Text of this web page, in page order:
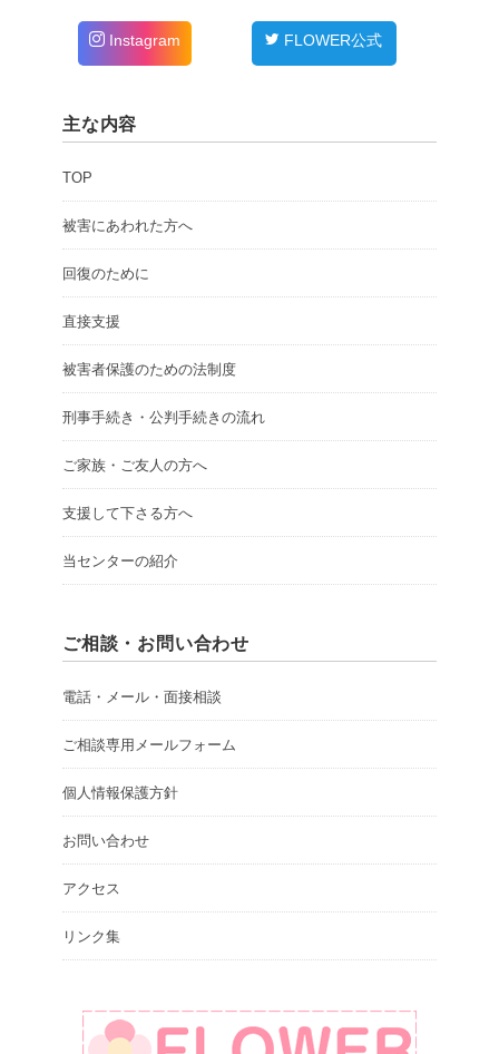
Instagram FLOWER公式
主な内容
TOP
被害にあわれた方へ
回復のために
直接支援
被害者保護のための法制度
刑事手続き・公判手続きの流れ
ご家族・ご友人の方へ
支援して下さる方へ
当センターの紹介
ご相談・お問い合わせ
電話・メール・面接相談
ご相談専用メールフォーム
個人情報保護方針
お問い合わせ
アクセス
リンク集